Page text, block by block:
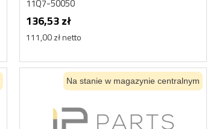
11Q7-50050
136,53 zł
111,00 zł netto
Na stanie w magazynie centralnym